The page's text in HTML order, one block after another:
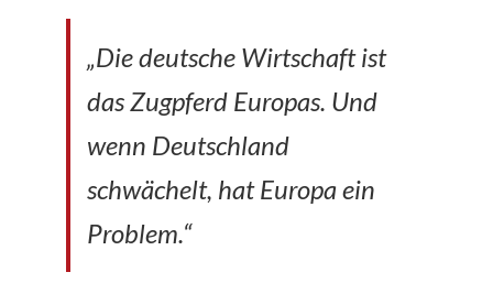
„Die deutsche Wirtschaft ist
das Zugpferd Europas. Und
wenn Deutschland
schwächelt, hat Europa ein
Problem.“